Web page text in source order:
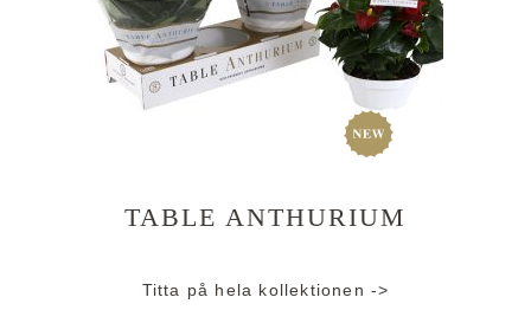
TABLE ANTHURIUM
Titta på hela kollektionen ->